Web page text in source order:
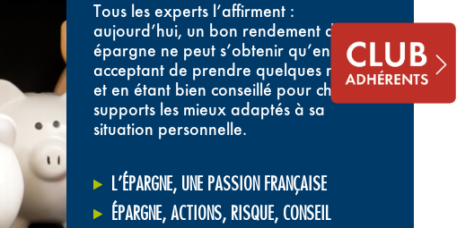
Tous les experts l’affirment :
aujourd’hui, un bon rendement de son
épargne ne peut s’obtenir qu’en
acceptant de prendre quelques risques
et en étant bien conseillé pour choisir les
supports les mieux adaptés à sa
situation personnelle.
L’ÉPARGNE, UNE PASSION FRANÇAISE
ÉPARGNE, ACTIONS, RISQUE, CONSEIL